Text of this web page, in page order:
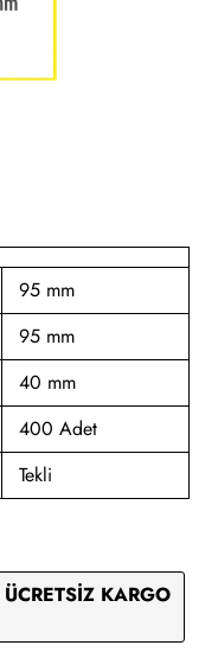
95 mm
95 mm
40 mm
400 Adet
Tekli
ÜCRETSİZ KARGO